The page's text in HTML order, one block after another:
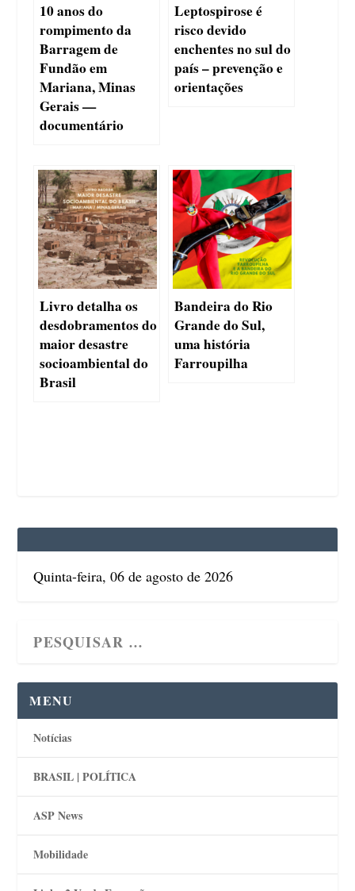
10 anos do
rompimento da
Barragem de
Fundão em
Mariana, Minas
Gerais —
documentário
Leptospirose é
risco devido
enchentes no sul do
país – prevenção e
orientações
Livro detalha os
desdobramentos do
maior desastre
socioambiental do
Brasil
Bandeira do Rio
Grande do Sul,
uma história
Farroupilha
Quinta-feira, 06 de agosto de 2026
MENU
Notícias
BRASIL | POLÍTICA
ASP News
Mobilidade